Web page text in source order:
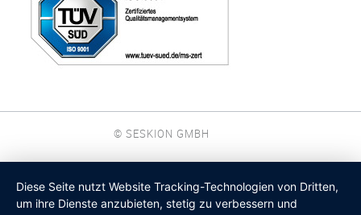
© SESKION GMBH
Diese Seite nutzt Website Tracking-Technologien von Dritten,
um ihre Dienste anzubieten, stetig zu verbessern und